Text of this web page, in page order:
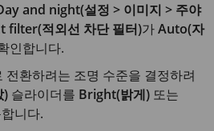
and night(설정 > 이미지 > 주야
filter(적외선 차단 필터)가Auto(자
인합니다.
전환하려는 조명 수준을 결정하려
) 슬라이더를 Bright(밝게) 또는
니다.